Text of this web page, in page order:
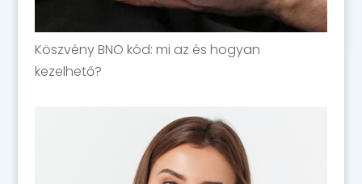
Köszvény BNO kód: mi az és hogyan
kezelhető?